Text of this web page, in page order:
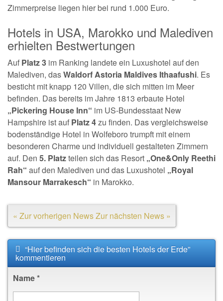
Zimmerpreise liegen hier bei rund 1.000 Euro.
Hotels in USA, Marokko und Malediven
erhielten Bestwertungen
Auf Platz 3 im Ranking landete ein Luxushotel auf den
Malediven, dasWaldorf Astoria Maldives Ithaafushi. Es
besticht mit knapp 120 Villen, die sich mitten im Meer
befinden. Das bereits im Jahre 1813 erbaute Hotel
„Pickering House Inn“ im US-Bundesstaat New
Hampshire ist auf Platz 4zu finden. Das vergleichsweise
bodenständige Hotel in Wolfeboro trumpft mit einem
besonderen Charme und individuell gestalteten Zimmern
auf. Den 5. Platzteilen sich das Resort „One&Only Reethi
Rah“ auf den Malediven und das Luxushotel „Royal
Mansour Marrakesch“ in Marokko.
« Zur vorherigen NewsZur nächsten News »
“Hier befinden sich die besten Hotels der Erde”
kommentieren
Name*